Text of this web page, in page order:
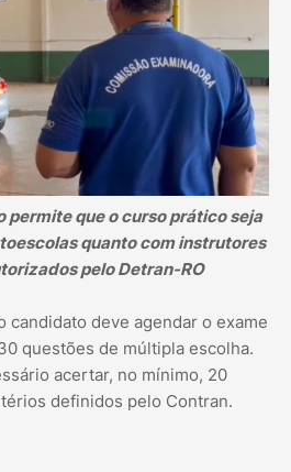
permite que o curso prático seja
quanto com instrutores
pelo Detran-RO
candidato deve agendar o exame
questões de múltipla escolha.
acertar, no mínimo, 20
definidos pelo Contran.